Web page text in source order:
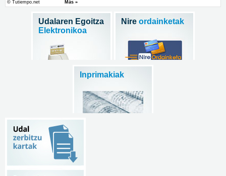
Udalaren Egoitza
Elektronikoa
Nire ordainketak
Inprimakiak